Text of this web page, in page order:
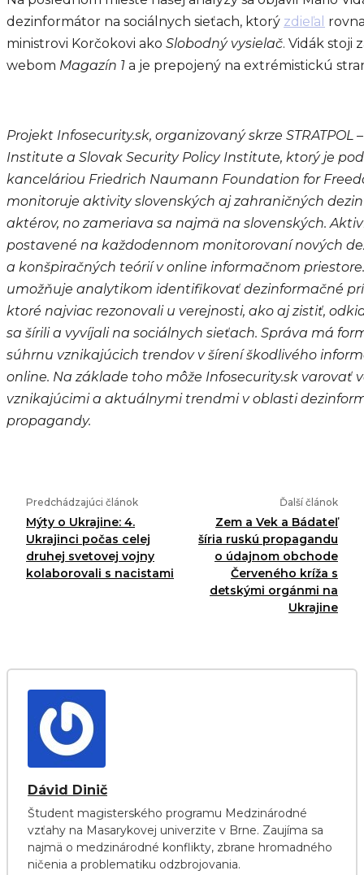
dezinformátor na sociálnych sieťach, ktorý zdieľal
ministrovi Korčokovi ako Slobodný vysielač. Vidák stoji
webom Magazín 1 a je prepojený na extrémistickú
Projekt Infosecurity.sk, organizovaný skrze STRATPOL
Institute a Slovak Security Policy Institute, ktorý je
kanceláriou Friedrich Naumann Foundation for
monitoruje aktivity slovenských aj zahraničných
aktérov, no zameriava sa najmä na slovenských.
postavené na každodennom monitorovaní nových
a konšpiračných teórií v online informačnom
umožňuje analytikom identifikovať dezinformačné
ktoré najviac rezonovali u verejnosti, ako aj zistiť,
sa šírili a vyvíjali na sociálnych sieťach. Správa má
súhrnu vznikajúcich trendov v šírení škodlivého
online. Na základe toho môže Infosecurity.sk varovať
vznikajúcimi a aktuálnymi trendmi v oblasti
propagandy.
Predchádzajúci článok
Mýty o Ukrajine: 4.
Ukrajinci počas celej
druhej svetovej vojny
kolaborovali s nacistami
Ďalší článok
Zem a Vek a Bádateľ
šíria ruskú propagandu
o údajnom obchode
Červeného kríža s
detskými orgánmi na
Ukrajine
Dávid Dinič
Študent magisterského programu Medzinárodné
vzťahy na Masarykovej univerzite v Brne. Zaujíma sa
najmä o medzinárodné konflikty, zbrane hromadného
ničenia a problematiku odzbrojovania.